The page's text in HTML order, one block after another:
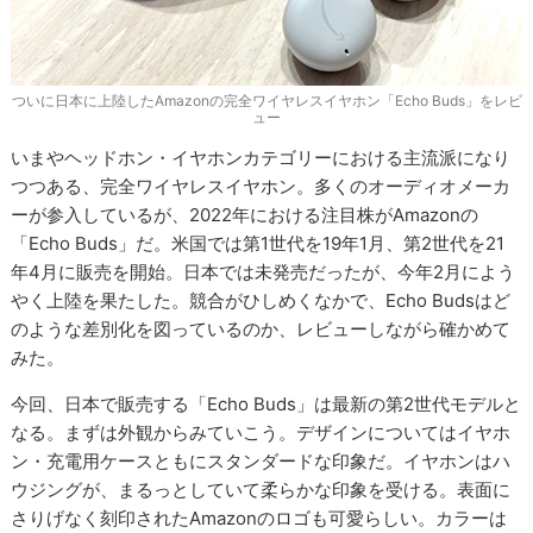
ついに日本に上陸したAmazonの完全ワイヤレスイヤホン「Echo Buds」をレビ
ュー
いまやヘッドホン・イヤホンカテゴリーにおける主流派になり
つつある、完全ワイヤレスイヤホン。多くのオーディオメーカ
ーが参入しているが、2022年における注目株がAmazonの
「Echo Buds」だ。米国では第1世代を19年1月、第2世代を21
年4月に販売を開始。日本では未発売だったが、今年2月によう
やく上陸を果たした。競合がひしめくなかで、Echo Budsはど
のような差別化を図っているのか、レビューしながら確かめて
みた。
今回、日本で販売する「Echo Buds」は最新の第2世代モデルと
なる。まずは外観からみていこう。デザインについてはイヤホ
ン・充電用ケースともにスタンダードな印象だ。イヤホンはハ
ウジングが、まるっとしていて柔らかな印象を受ける。表面に
さりげなく刻印されたAmazonのロゴも可愛らしい。カラーは